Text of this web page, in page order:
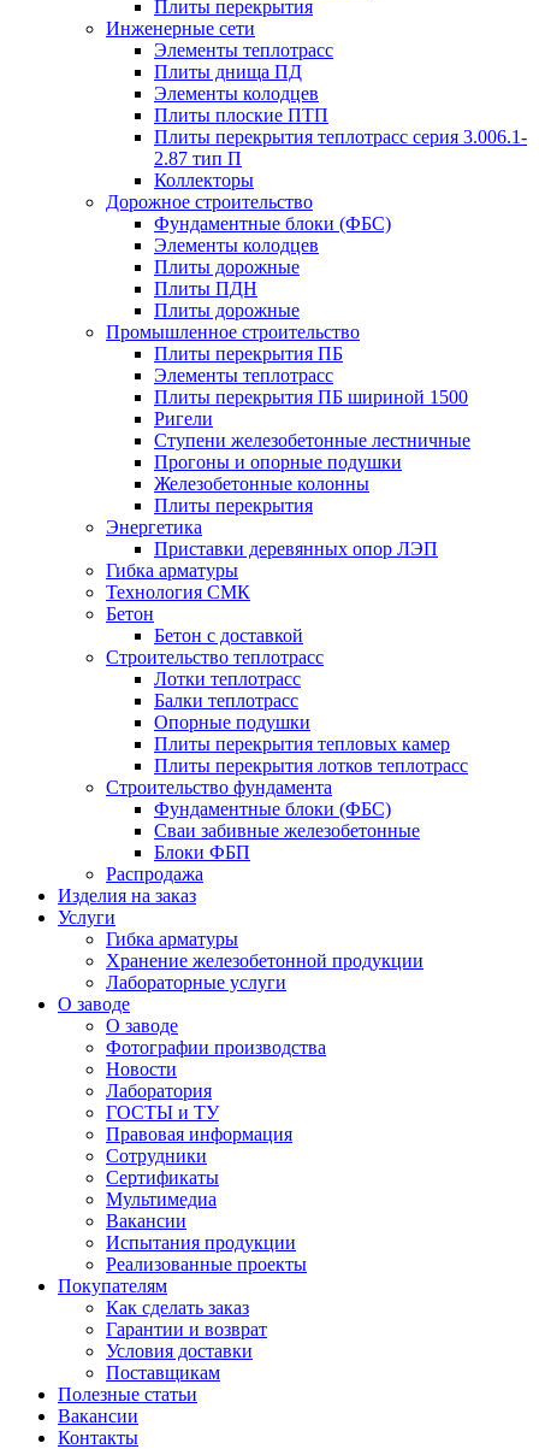
Плиты перекрытия
Инженерные сети
Элементы теплотрасс
Плиты днища ПД
Элементы колодцев
Плиты плоские ПТП
Плиты перекрытия теплотрасс серия 3.006.1-
2.87 тип П
Коллекторы
Дорожное строительство
Фундаментные блоки (ФБС)
Элементы колодцев
Плиты дорожные
Плиты ПДН
Плиты дорожные
Промышленное строительство
Плиты перекрытия ПБ
Элементы теплотрасс
Плиты перекрытия ПБ шириной 1500
Ригели
Ступени железобетонные лестничные
Прогоны и опорные подушки
Железобетонные колонны
Плиты перекрытия
Энергетика
Приставки деревянных опор ЛЭП
Гибка арматуры
Технология СМК
Бетон
Бетон с доставкой
Строительство теплотрасс
Лотки теплотрасс
Балки теплотрасс
Опорные подушки
Плиты перекрытия тепловых камер
Плиты перекрытия лотков теплотрасс
Строительство фундамента
Фундаментные блоки (ФБС)
Сваи забивные железобетонные
Блоки ФБП
Распродажа
Изделия на заказ
Услуги
Гибка арматуры
Хранение железобетонной продукции
Лабораторные услуги
О заводе
О заводе
Фотографии производства
Новости
Лаборатория
ГОСТЫ и ТУ
Правовая информация
Сотрудники
Сертификаты
Мультимедиа
Вакансии
Испытания продукции
Реализованные проекты
Покупателям
Как сделать заказ
Гарантии и возврат
Условия доставки
Поставщикам
Полезные статьи
Вакансии
Контакты